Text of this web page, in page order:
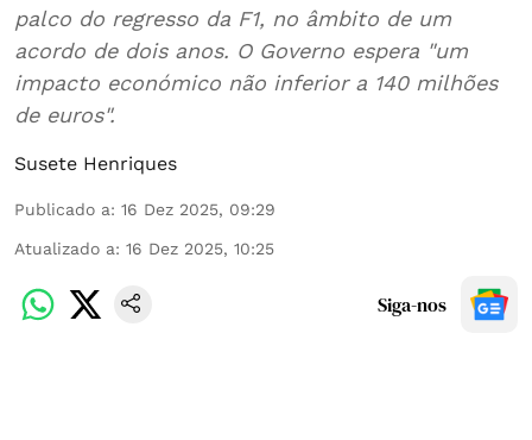
palco do regresso da F1, no âmbito de um
acordo de dois anos. O Governo espera "um
impacto económico não inferior a 140 milhões
de euros".
Susete Henriques
Publicado a: 16 Dez 2025, 09:29
Atualizado a: 16 Dez 2025, 10:25
Siga-nos